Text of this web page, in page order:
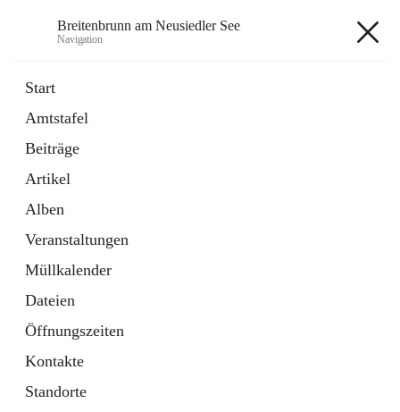
Breitenbrunn am Neusiedler See
Navigation
Start
Amtstafel
Beiträge
Artikel
Alben
Veranstaltungen
Müllkalender
Dateien
Öffnungszeiten
Kontakte
Standorte
18 Schnellzugriffe
Gemeindeservice